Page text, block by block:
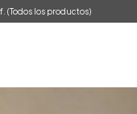
(Todos los productos)